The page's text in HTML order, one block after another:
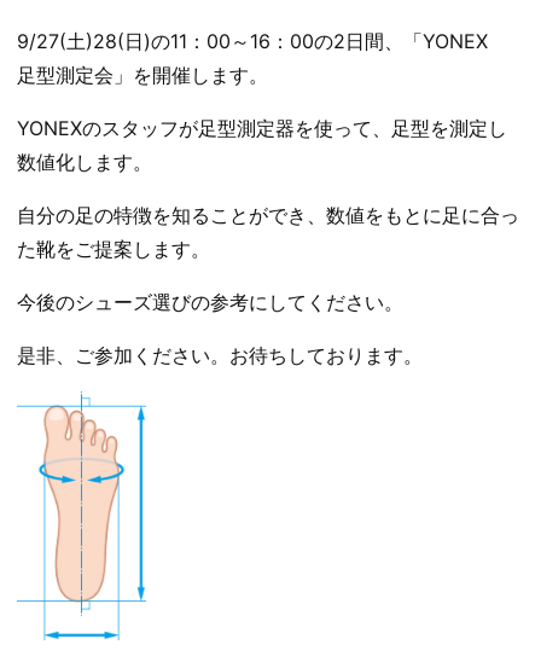
9/27(土)28(日)の11：00～16：00の2日間、「YONEX
足型測定会」を開催します。
YONEXのスタッフが足型測定器を使って、足型を測定し
数値化します。
自分の足の特徴を知ることができ、数値をもとに足に合っ
た靴をご提案します。
今後のシューズ選びの参考にしてください。
是非、ご参加ください。お待ちしております。